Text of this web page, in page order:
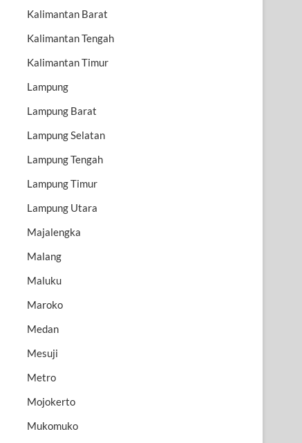
Kalimantan Barat
Kalimantan Tengah
Kalimantan Timur
Lampung
Lampung Barat
Lampung Selatan
Lampung Tengah
Lampung Timur
Lampung Utara
Majalengka
Malang
Maluku
Maroko
Medan
Mesuji
Metro
Mojokerto
Mukomuko